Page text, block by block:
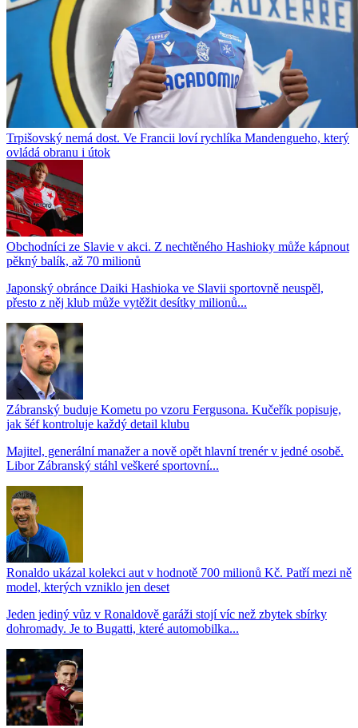
Trpišovský nemá dost. Ve Francii loví rychlíka Mandengueho, který
ovládá obranu i útok
Obchodníci ze Slavie v akci. Z nechtěného Hashioky může kápnout
pěkný balík, až 70 milionů
Japonský obránce Daiki Hashioka ve Slavii sportovně neuspěl,
přesto z něj klub může vytěžit desítky milionů...
Zábranský buduje Kometu po vzoru Fergusona. Kučeřík popisuje,
jak šéf kontroluje každý detail klubu
Majitel, generální manažer a nově opět hlavní trenér v jedné osobě.
Libor Zábranský stáhl veškeré sportovní...
Ronaldo ukázal kolekci aut v hodnotě 700 milionů Kč. Patří mezi ně
model, kterých vzniklo jen deset
Jeden jediný vůz v Ronaldově garáži stojí víc než zbytek sbírky
dohromady. Je to Bugatti, které automobilka...